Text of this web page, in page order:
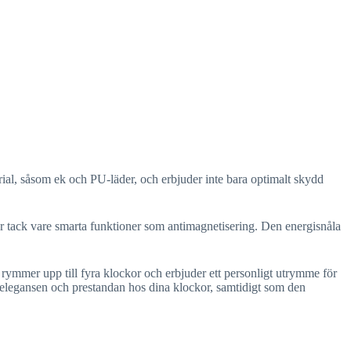
såsom ek och PU-läder, och erbjuder inte bara optimalt skydd
vare smarta funktioner som antimagnetisering. Den energisnåla
upp till fyra klockor och erbjuder ett personligt utrymme för
och prestandan hos dina klockor, samtidigt som den